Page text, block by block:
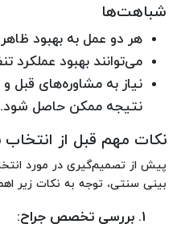
شباهت‌ها
هر دو عمل به بهبود
می‌توانند بهبود عملکرد
نیاز به مشاوره‌های قبل و
نتیجه ممکن حاصل شود.
نکات مهم قبل از انتخاب
پیش از تصمیم‌گیری در مورد
بینی سنتی، توجه به نکات زیر
بررسی تخصص جراح: